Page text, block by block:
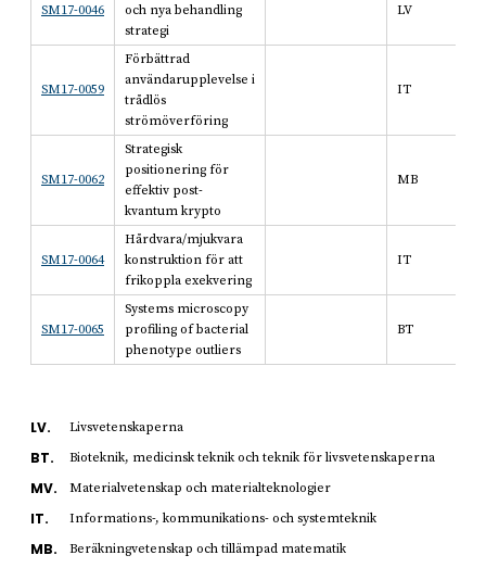
SM17-0046
och nya behandling
strategi
LV
SM17-0059
Förbättrad
användarupplevelse i
trådlös
strömöverföring
IT
SM17-0062
Strategisk
positionering för
effektiv post-
kvantum krypto
MB
SM17-0064
Hårdvara/mjukvara
konstruktion för att
frikoppla exekvering
IT
SM17-0065
Systems microscopy
profiling of bacterial
phenotype outliers
BT
LV. Livsvetenskaperna
BT. Bioteknik, medicinsk teknik och teknik för livsvetenskaperna
MV. Materialvetenskap och materialteknologier
IT. Informations-, kommunikations- och systemteknik
MB. Beräkningvetenskap och tillämpad matematik